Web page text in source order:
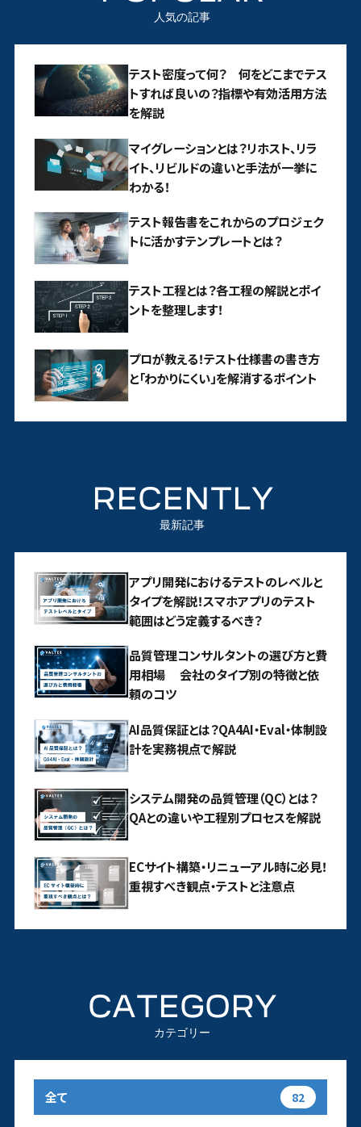
人気の記事
テスト密度って何？ 何をどこまでテス
トすれば良いの？指標や有効活用方法
を解説
マイグレーションとは？リホスト、リラ
イト、リビルドの違いと手法が一挙に
わかる！
テスト報告書をこれからのプロジェク
トに活かすテンプレートとは？
テスト工程とは？各工程の解説とポイ
ントを整理します！
プロが教える！テスト仕様書の書き方
と「わかりにくい」を解消するポイント
RECENTLY
最新記事
アプリ開発におけるテストのレベルと
タイプを解説！スマホアプリのテスト
範囲はどう定義するべき？
品質管理コンサルタントの選び方と費
用相場 会社のタイプ別の特徴と依
頼のコツ
AI品質保証とは？QA4AI・Eval・体制設
計を実務視点で解説
システム開発の品質管理（QC）とは？
QAとの違いや工程別プロセスを解説
ECサイト構築・リニューアル時に必見！
重視すべき観点・テストと注意点
CATEGORY
カテゴリー
全て 82